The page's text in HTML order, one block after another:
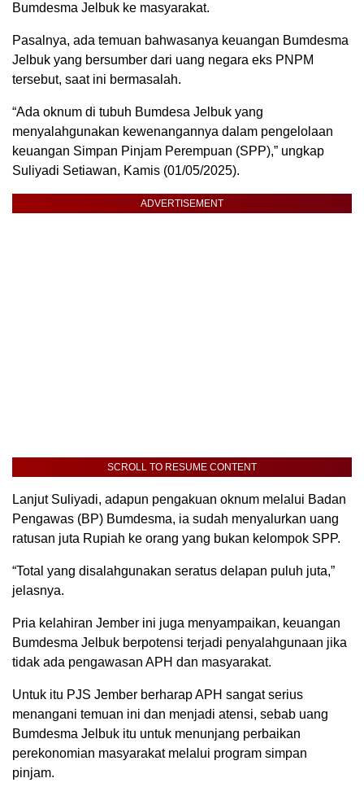
Bumdesma Jelbuk ke masyarakat.
Pasalnya, ada temuan bahwasanya keuangan Bumdesma
Jelbuk yang bersumber dari uang negara eks PNPM
tersebut, saat ini bermasalah.
“Ada oknum di tubuh Bumdesa Jelbuk yang
menyalahgunakan kewenangannya dalam pengelolaan
keuangan Simpan Pinjam Perempuan (SPP),” ungkap
Suliyadi Setiawan, Kamis (01/05/2025).
ADVERTISEMENT
SCROLL TO RESUME CONTENT
Lanjut Suliyadi, adapun pengakuan oknum melalui Badan
Pengawas (BP) Bumdesma, ia sudah menyalurkan uang
ratusan juta Rupiah ke orang yang bukan kelompok SPP.
“Total yang disalahgunakan seratus delapan puluh juta,”
jelasnya.
Pria kelahiran Jember ini juga menyampaikan, keuangan
Bumdesma Jelbuk berpotensi terjadi penyalahgunaan jika
tidak ada pengawasan APH dan masyarakat.
Untuk itu PJS Jember berharap APH sangat serius
menangani temuan ini dan menjadi atensi, sebab uang
Bumdesma Jelbuk itu untuk menunjang perbaikan
perekonomian masyarakat melalui program simpan
pinjam.